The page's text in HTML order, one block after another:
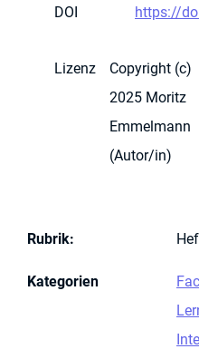
DOI https://
Lizenz
Copyright (c)
2025 Moritz
Emmelmann
(Autor/in)
Rubrik:
Kategorien